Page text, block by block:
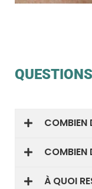
COMBIEN
COMBIEN
À QUOI